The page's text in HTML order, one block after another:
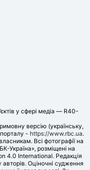
у сфері медіа — R40-
версію (українську,
порталу - https://www.rbc.ua.
Всі фотографії на
Україна», розміщені на
4.0 International. Редакція
Оціночні судження